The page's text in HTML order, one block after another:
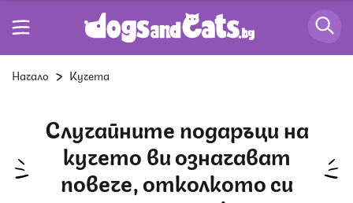
Начало Кучета
Случайните подаръци на
кучето ви означават
повече, отколкото си